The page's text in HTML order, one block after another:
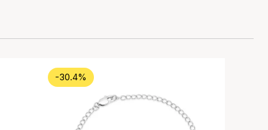
-30.4%